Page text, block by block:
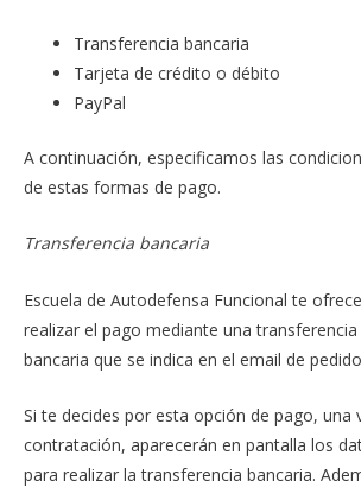
Transferencia bancaria
Tarjeta de crédito o débito
PayPal
A continuación, especificamos las
de estas formas de pago.
Transferencia bancaria
Escuela de Autodefensa Funcional te
realizar el pago mediante una
bancaria que se indica en el email de
Si te decides por esta opción de pago, una
contratación, aparecerán en pantalla los
para realizar la transferencia bancaria.